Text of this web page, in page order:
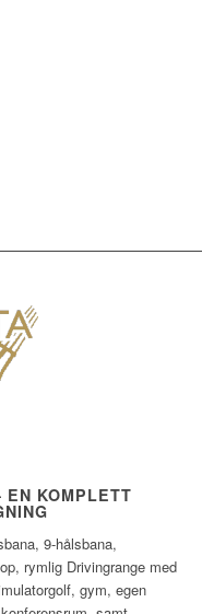
EN KOMPLETT
9-hålsbana,
rymlig Drivingrange med
gym, egen